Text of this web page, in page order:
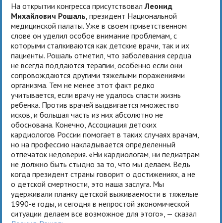
На открытии конгресса присутствовалЛеонид
Михайлович Рошаль , президент Национальной
медицинской палаты. Уже в своем приветственном
слове он уделил особое внимание проблемам, с
которыми сталкиваются как детские врачи, так и их
пациенты. Рошаль отметил, что заболевания сердца
не всегда поддаются терапии, особенно если они
сопровождаются другими тяжелыми поражениями
организма. Тем не менее этот факт редко
учитывается, если врачу не удалось спасти жизнь
ребенка. Против врачей выдвигается множество
исков, и большая часть из них абсолютно не
обоснована. Конечно, Ассоциация детских
кардиологов России помогает в таких случаях врачам,
но на профессию накладывается определенный
отпечаток недоверия. «Ни кардиологам, ни педиатрам
не должно быть стыдно за то, что мы делаем. Ведь
когда президент страны говорит о достижениях, а не
о детской смертности, это наша заслуга. Мы
удерживали планку детской выживаемости в тяжелые
1990-е годы, и сегодня в непростой экономической
ситуации делаем все возможное для этого», — сказал